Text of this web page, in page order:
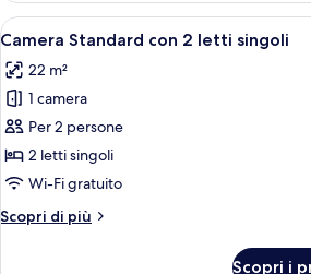
Apri
tutte
le
foto
per
Camera
Standard
2
Una
5
Camera Standard con 2 letti singoli
22 m²
1 camera
Per 2 persone
2 letti singoli
Wi-Fi gratuito
Scopri di più
Altri
Scopri i